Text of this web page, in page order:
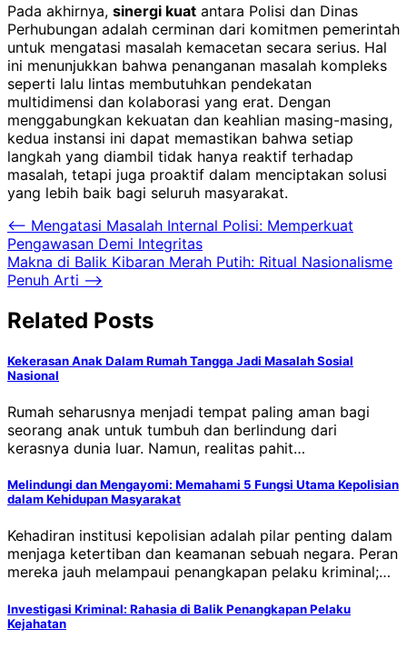
Pada akhirnya, sinergi kuat antara Polisi dan Dinas
Perhubungan adalah cerminan dari komitmen pemerintah
untuk mengatasi masalah kemacetan secara serius. Hal
ini menunjukkan bahwa penanganan masalah kompleks
seperti lalu lintas membutuhkan pendekatan
multidimensi dan kolaborasi yang erat. Dengan
menggabungkan kekuatan dan keahlian masing-masing,
kedua instansi ini dapat memastikan bahwa setiap
langkah yang diambil tidak hanya reaktif terhadap
masalah, tetapi juga proaktif dalam menciptakan solusi
yang lebih baik bagi seluruh masyarakat.
Post
navigation
⟵ Mengatasi Masalah Internal Polisi: Memperkuat
Pengawasan Demi Integritas
Makna di Balik Kibaran Merah Putih: Ritual Nasionalisme
Penuh Arti ⟶
Related Posts
Kekerasan Anak Dalam Rumah Tangga Jadi Masalah Sosial
Nasional
Rumah seharusnya menjadi tempat paling aman bagi
seorang anak untuk tumbuh dan berlindung dari
kerasnya dunia luar. Namun, realitas pahit…
Melindungi dan Mengayomi: Memahami 5 Fungsi Utama Kepolisian
dalam Kehidupan Masyarakat
Kehadiran institusi kepolisian adalah pilar penting dalam
menjaga ketertiban dan keamanan sebuah negara. Peran
mereka jauh melampaui penangkapan pelaku kriminal;…
Investigasi Kriminal: Rahasia di Balik Penangkapan Pelaku
Kejahatan